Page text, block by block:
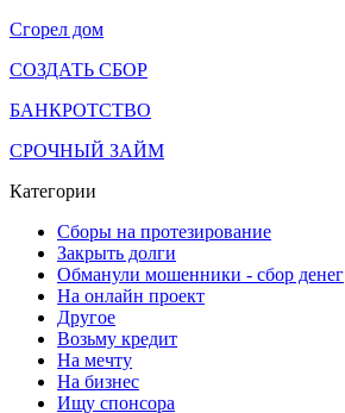
Сгорел дом
СОЗДАТЬ СБОР
БАНКРОТСТВО
СРОЧНЫЙ ЗАЙМ
Категории
Сборы на протезирование
Закрыть долги
Обманули мошенники - сбор денег
На онлайн проект
Другое
Возьму кредит
На мечту
На бизнес
Ищу спонсора